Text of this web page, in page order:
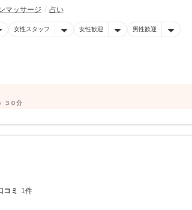
マッサージ 占い
女性スタッフ 女性歓迎 男性歓迎
３０分
コミ 1件